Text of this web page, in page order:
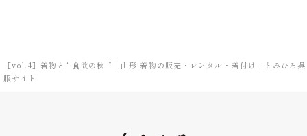
［vol.4］着物と“ 食欲の秋 ” | 山形 着物の販売・レンタル・着付け｜とみひろ呉
服サイト